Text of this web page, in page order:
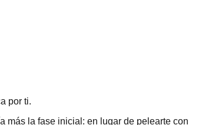
por ti.
más la fase inicial: en lugar de pelearte con